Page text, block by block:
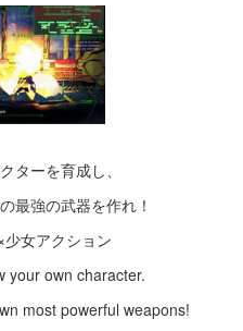
ターを育成し、
最強の武器を作れ！
女アクション
your own character.
most powerful weapons!